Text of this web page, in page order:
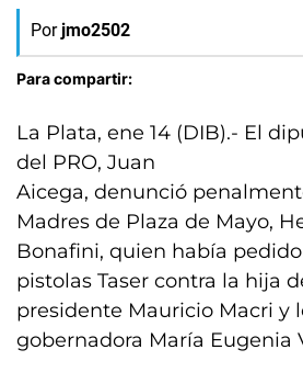
Por jmo2502
Para compartir:
La Plata, ene 14 (DIB).- El
del PRO, Juan
Aicega, denunció
Madres de Plaza de Mayo,
Bonafini, quien había
pistolas Taser contra la hija
presidente Mauricio Macri y
gobernadora María Eugenia